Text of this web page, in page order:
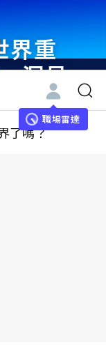
界重
洞見
與
領袖
職場雷達
了嗎？